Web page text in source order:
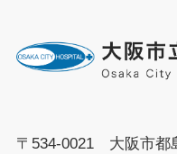
後のサポートをしま
は、専従スタッフが
師（小児緩和ケア医・
〒534-0021 大阪市都